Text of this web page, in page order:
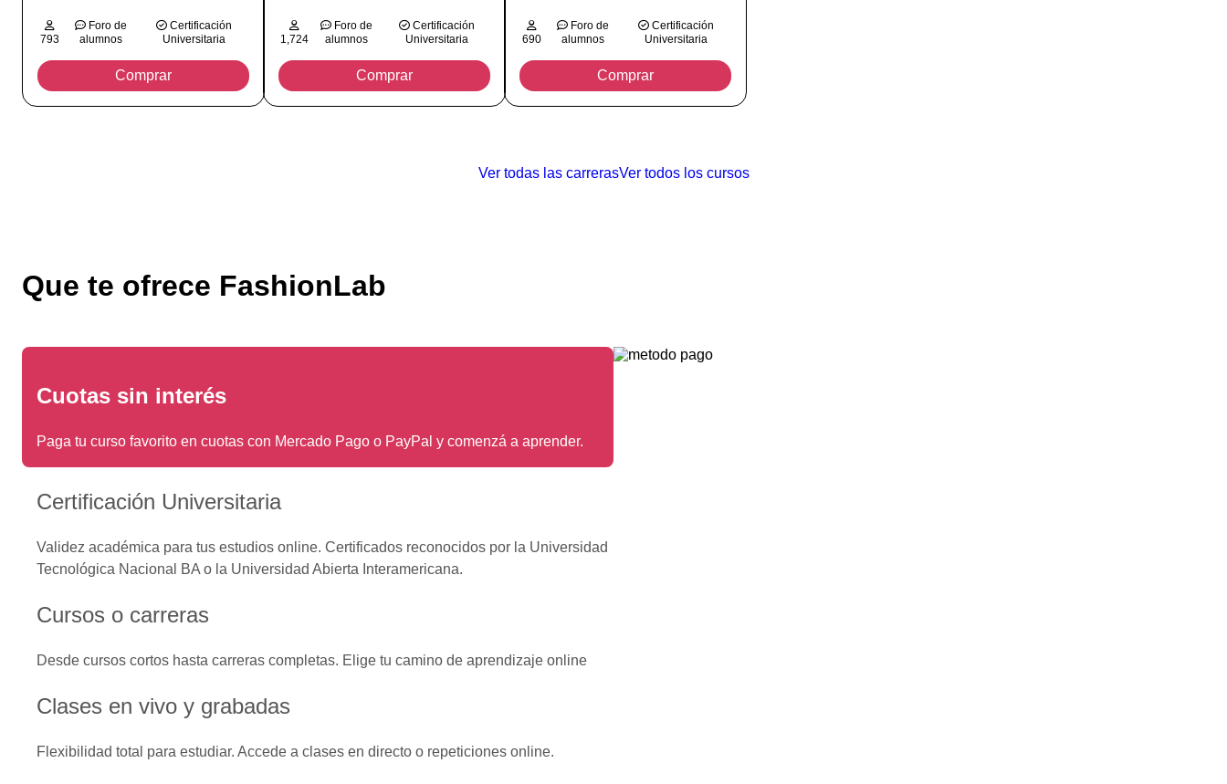
793
Foro de
alumnos
Certificación
Universitaria
Comprar
1,724
Foro de
alumnos
Certificación
Universitaria
Comprar
690
Foro de
alumnos
Certificación
Universitaria
Comprar
Ver todas las carrerasVer todos los cursos
Que te ofrece FashionLab
Cuotas sin interés
Paga tu curso favorito en cuotas con Mercado Pago o PayPal y comenzá a aprender.
Certificación Universitaria
Validez académica para tus estudios online. Certificados reconocidos por la Universidad
Tecnológica Nacional BA o la Universidad Abierta Interamericana.
Cursos o carreras
Desde cursos cortos hasta carreras completas. Elige tu camino de aprendizaje online
Clases en vivo y grabadas
Flexibilidad total para estudiar. Accede a clases en directo o repeticiones online.